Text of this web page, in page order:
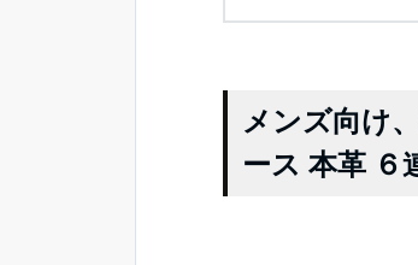
メンズ向け
ース 本革 ６